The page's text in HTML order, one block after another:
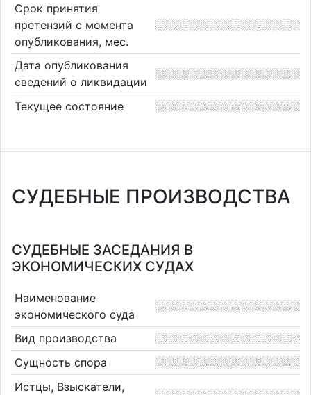
Срок принятия
претензий с момента
опубликования, мес.
Дата опубликования
сведений о ликвидации
Текущее состояние
СУДЕБНЫЕ ПРОИЗВОДСТВА
СУДЕБНЫЕ ЗАСЕДАНИЯ В
ЭКОНОМИЧЕСКИХ СУДАХ
Наименование
экономического суда
Вид производства
Сущность спора
Истцы, Взыскатели,